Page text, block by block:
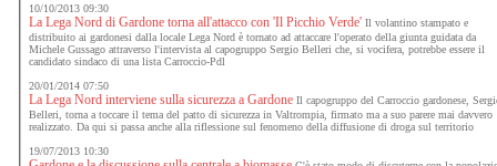
10/10/2013 09:30
La Lega Nord di Gardone torna all'attacco con 'Il Picchio Verde' Il volantino stampato e
distribuito ai gardonesi dalla locale Lega Nord è tornato ad attaccare l'operato della giunta guidata da
Michele Gussago attraverso l'intervista al capogruppo Sergio Belleri che, si vocifera, potrebbe essere il
candidato sindaco di una lista Carroccio-Pdl
20/01/2014 07:50
La Lega Nord interviene sulla sicurezza a Gardone Il capogruppo del Carroccio gardonese,
Belleri, torna a toccare il tema del patto di sicurezza in Valtrompia, firmato ma a suo parere mai davvero
realizzato. Da qui si passa anche alla riflessione sul fenomeno della diffusione di droga sul territorio
19/07/2013 10:30